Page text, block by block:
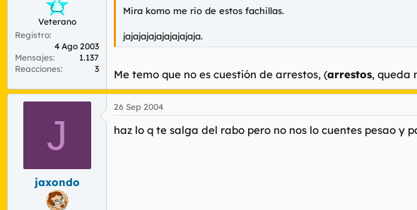
Veterano
Registro
4 Ago 2003
Mensajes
1.137
Reacciones
3
Mira komo me rio de estos fachillas.
jajajajajajajajajaja.
Me temo que no es cuestión de arrestos, (arrestos, queda
J
jaxondo
26 Sep 2004
haz lo q te salga del rabo pero no nos lo cuentes pesao y